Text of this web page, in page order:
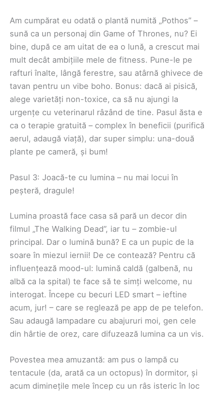
Am cumpărat eu odată o plantă numită „Pothos” –
sună ca un personaj din Game of Thrones, nu? Ei
bine, după ce am uitat de ea o lună, a crescut mai
mult decât ambițiile mele de fitness. Pune-le pe
rafturi înalte, lângă ferestre, sau atârnă ghivece de
tavan pentru un vibe boho. Bonus: dacă ai pisică,
alege varietăți non-toxice, ca să nu ajungi la
urgențe cu veterinarul râzând de tine. Pasul ăsta e
ca o terapie gratuită – complex în beneficii (purifică
aerul, adaugă viață), dar super simplu: una-două
plante pe cameră, și bum!
Pasul 3: Joacă-te cu lumina – nu mai locui în
peșteră, dragule!
Lumina proastă face casa să pară un decor din
filmul „The Walking Dead”, iar tu – zombie-ul
principal. Dar o lumină bună? E ca un pupic de la
soare în miezul iernii! De ce contează? Pentru că
influențează mood-ul: lumină caldă (galbenă, nu
albă ca la spital) te face să te simți welcome, nu
interogat. Începe cu becuri LED smart – ieftine
acum, jur! – care se reglează pe app de pe telefon.
Sau adaugă lampadare cu abajururi moi, gen cele
din hârtie de orez, care difuzează lumina ca un vis.
Povestea mea amuzantă: am pus o lampă cu
tentacule (da, arată ca un octopus) în dormitor, și
acum diminețile mele încep cu un râs isteric în loc